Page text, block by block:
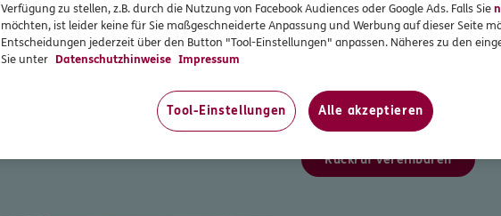
Bereits über 220.000
dem Spezialisten für
Versicherungsgruppe.
exklusiven Konditionen in der
der umfassenden Versorgung,
abgestimmt ist.
Rückruf vereinbaren
Verfügung zu stellen, z.B. durch die Nutzung von Facebook Audiences oder Google Ads. Falls Sie
möchten, ist leider keine für Sie maßgeschneiderte Anpassung und Werbung auf dieser Seite
Entscheidungen jederzeit über den Button "Tool-Einstellungen" anpassen. Näheres zu den
Sie unter Datenschutzhinweise Impressum
Tool-Einstellungen Alle akzeptieren